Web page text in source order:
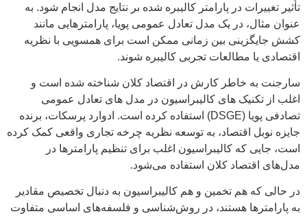
تأثیر تغییرات در پارامتر کالیبره شده بر نتایج مدل انجام شود. به
عنوان مثال، در یک مدل تعادل عمومی پویا، پارامترهایی مانند
کشش جایگزینی بین زمانی ممکن است برای همسویی با نظریه
اقتصادی یا مطالعات تجربی کالیبره شوند.
سارجنت به خاطر کارش در اقتصاد کلان شناخته شده است و
اغلب از تکنیک های کالیبراسیون در مدل های تعادل عمومی
تصادفی پویا (DSGE) استفاده کرده است. ادوارد پرسکات، برنده
جایزه نوبل اقتصاد، به توسعه نظریه چرخه تجاری واقعی کمک کرده
است، جایی که کالیبراسیون اغلب برای تنظیم پارامترها در
مدل‌های اقتصاد کلان استفاده می‌شود.
در حالی که هم تخمین و هم کالیبراسیون به دنبال تخصیص مقادیر
به پارامترها هستند، در روش‌شناسی و فلسفه‌های اساسی متفاوت